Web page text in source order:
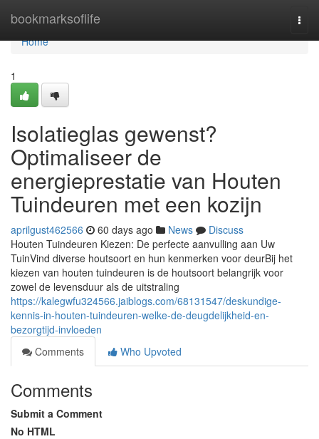
bookmarksoflife
Home
Home
1
Isolatieglas gewenst?
Optimaliseer de
energieprestatie van Houten
Tuindeuren met een kozijn
aprilgust462566 60 days ago News
Discuss
Houten Tuindeuren Kiezen: De perfecte aanvulling aan Uw
TuinVind diverse houtsoort en hun kenmerken voor deurBij het
kiezen van houten tuindeuren is de houtsoort belangrijk voor
zowel de levensduur als de uitstraling
https://kalegwfu324566.jaiblogs.com/68131547/deskundige-
kennis-in-houten-tuindeuren-welke-de-deugdelijkheid-en-
bezorgtijd-invloeden
Comments
Who Upvoted
Comments
Submit a Comment
No HTML